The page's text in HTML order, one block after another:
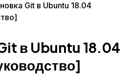
Git в Ubuntu 18.04
в Ubuntu 18.04